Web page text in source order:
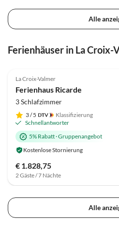
Alle
Ferienhäuser in La Croix-
Super-Gastgeber
La Croix-Valmer
Ferienhaus Ricarde
3 Schlafzimmer
3/ 5
Klassifizierung
Schnellantworter
5% Rabatt·Gruppenangebot
Kostenlose Stornierung
€ 1.828,75
2 Gäste / 7 Nächte
Alle